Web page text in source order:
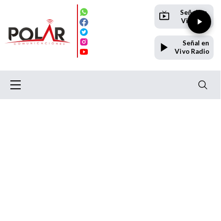
Señal en
Vivo TV
Señal en
Vivo Radio